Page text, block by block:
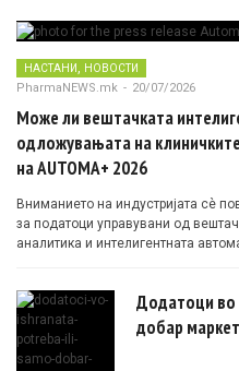
НАСТАНИ НОВОСТИ
PharmaNEWS.mk - 20/07/2026
Може ли вештачката
одложувањата на
на AUTOMA+ 2026
Вниманието на индустријата сè
за податоци управувани од
аналитика и интелигентната
Додатоци во
добар